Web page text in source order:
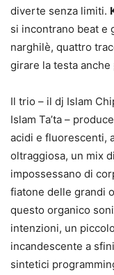
diverte senza limiti.
si incontrano beat e
narghilè, quattro
girare la testa anche
Il trio – il dj Islam
Islam Ta’ta –
acidi e fluorescenti,
oltraggiosa, un mix
impossessano di
fiatone delle grandi
questo organico
intenzioni, un
incandescente a
sintetici